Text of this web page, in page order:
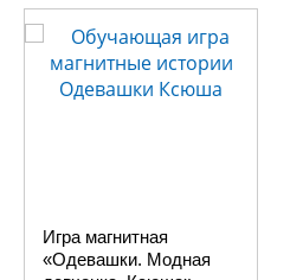
Игра магнитная
«Одевашки. Модная